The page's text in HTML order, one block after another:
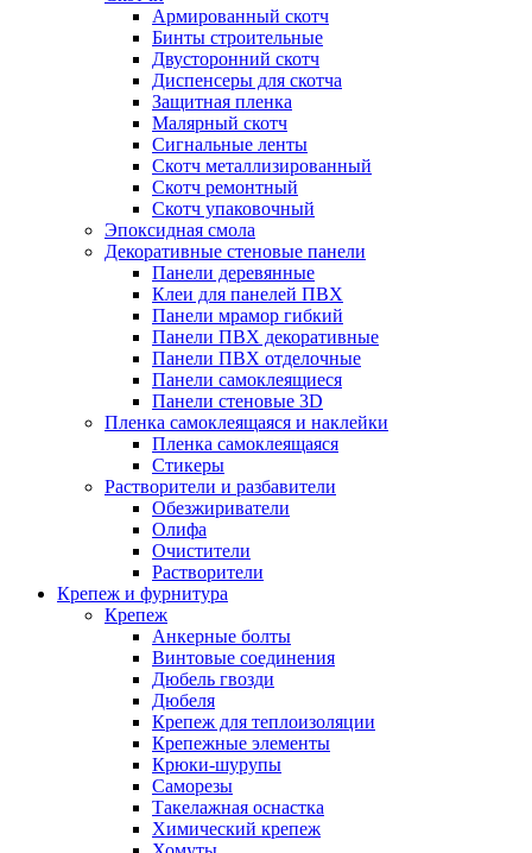
Армированный скотч
Бинты строительные
Двусторонний скотч
Диспенсеры для скотча
Защитная пленка
Малярный скотч
Сигнальные ленты
Скотч металлизированный
Скотч ремонтный
Скотч упаковочный
Эпоксидная смола
Декоративные стеновые панели
Панели деревянные
Клеи для панелей ПВХ
Панели мрамор гибкий
Панели ПВХ декоративные
Панели ПВХ отделочные
Панели самоклеящиеся
Панели стеновые 3D
Пленка самоклеящаяся и наклейки
Пленка самоклеящаяся
Стикеры
Растворители и разбавители
Обезжириватели
Олифа
Очистители
Растворители
Крепеж и фурнитура
Крепеж
Анкерные болты
Винтовые соединения
Дюбель гвозди
Дюбеля
Крепеж для теплоизоляции
Крепежные элементы
Крюки-шурупы
Саморезы
Такелажная оснастка
Химический крепеж